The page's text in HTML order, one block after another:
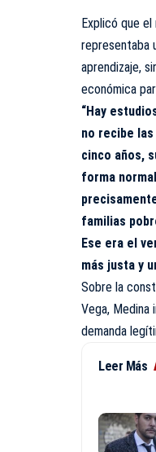
Explicó que
representaba
aprendizaje,
económica
“Hay
no recibe
cinco años,
forma
familias
Ese era el
más justa y
Sobre la
Vega, Medina
demanda
Leer Más